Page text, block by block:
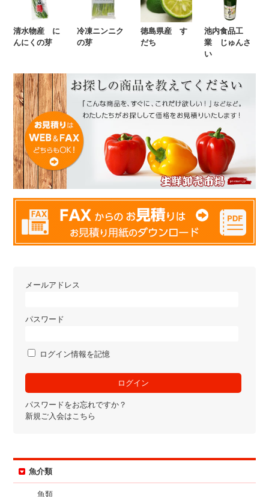
清水物産 に
んにくの芽
冷凍ニンニク
の芽
徳島県産 す
だち
池内食品工
業 じゅんさ
い
メールアドレス
パスワード
ログイン情報を記憶
パスワードをお忘れですか？
新規ご入会はこちら
魚介類
魚類